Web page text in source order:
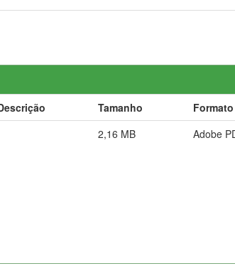
Tamanho
Formato
2,16 MB Adobe